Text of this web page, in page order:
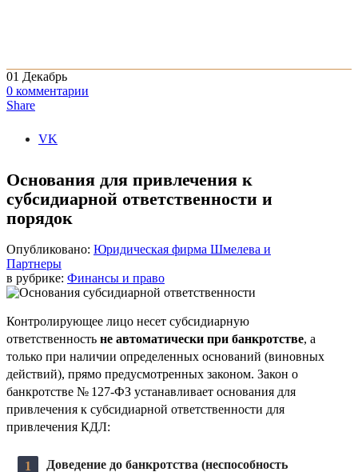
01 Декабрь
0 комментарии
Share
VK
Основания для привлечения к
субсидиарной ответственности и
порядок
Опубликовано: Юридическая фирма Шмелева и
Партнеры
в рубрике: Финансы и право
Контролирующее лицо несет субсидиарную
ответственность не автоматически при банкротстве, а
только при наличии определенных оснований (виновных
действий), прямо предусмотренных законом. Закон о
банкротстве № 127-ФЗ устанавливает основания для
привлечения к субсидиарной ответственности для
привлечения КДЛ:
Доведение до банкротства (неспособность